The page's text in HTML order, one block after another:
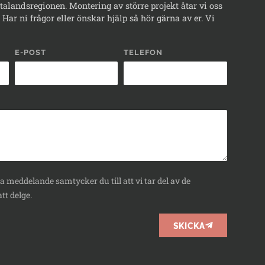
Montering av större projekt åtar vi oss
Har ni frågor eller önskar hjälp så hör gärna av er. Vi
E-POST TELEFON
meddelande samtycker du till att vi tar del av de
delge.
SKICKA